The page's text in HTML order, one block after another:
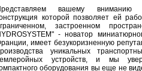
вашему вниманию
которой позволяет ей
застроенном
- новатор
имеет безукоризненную
уникальных
устройств, и мы
оборудования вы еще не